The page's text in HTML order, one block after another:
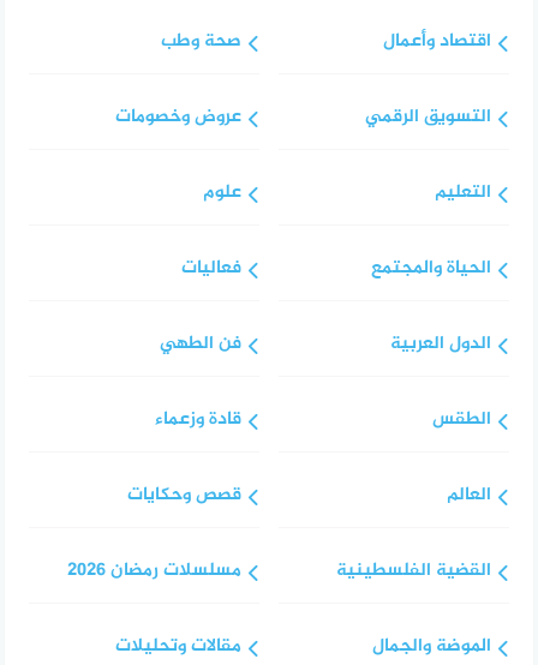
اقتصاد وأعمال
التسويق الرقمي
التعليم
الحياة والمجتمع
الدول العربية
الطقس
العالم
القضية الفلسطينية
الموضة والجمال
صحة وطب
عروض وخصومات
علوم
فعاليات
فن الطهي
قادة وزعماء
قصص وحكايات
مسلسلات رمضان 2026
مقالات وتحليلات